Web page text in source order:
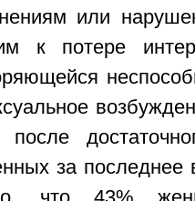
или
к потере
после
за последнее